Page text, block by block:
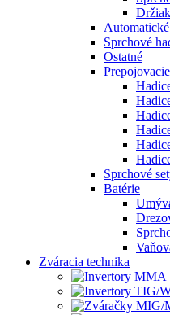
Sprchové
Ostatné
Sprchové
Batérie
Zváracia technika